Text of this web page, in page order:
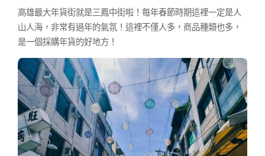
高雄最大年貨街就是三鳳中街啦！每年春節時期這裡一定是人
山人海，非常有過年的氣氛！這裡不僅人多，商品種類也多，
是一個採購年貨的好地方！